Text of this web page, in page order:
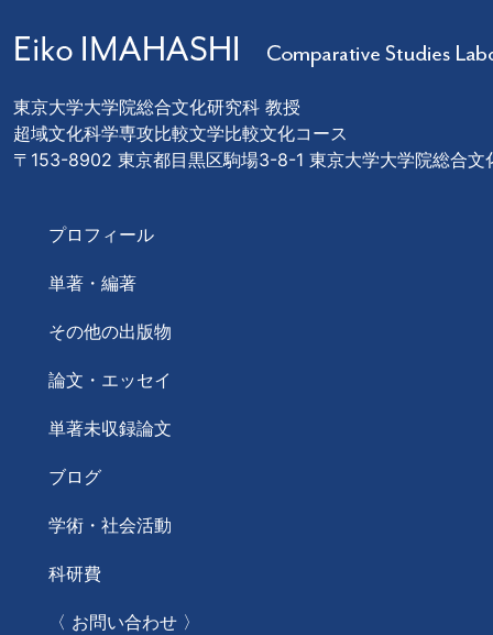
シ
ョ
ン
東京大学大学院総合文化研究科 教授
超域文化科学専攻比較文学比較文化コース
〒153-8902 東京都目黒区駒場3-8-1 東京大学大学院総合文
プロフィール
単著・編著
その他の出版物
論文・エッセイ
単著未収録論文
ブログ
学術・社会活動
科研費
〈 お問い合わせ 〉